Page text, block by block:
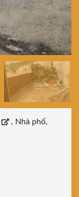
, Nhà phố,